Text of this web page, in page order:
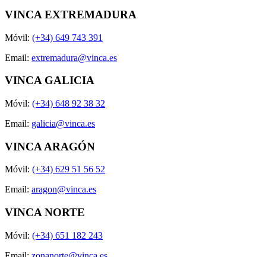
VINCA EXTREMADURA
Móvil: (+34) 649 743 391
Email: extremadura@vinca.es
VINCA GALICIA
Móvil: (+34) 648 92 38 32
Email: galicia@vinca.es
VINCA ARAGÓN
Móvil: (+34) 629 51 56 52
Email: aragon@vinca.es
VINCA NORTE
Móvil: (+34) 651 182 243